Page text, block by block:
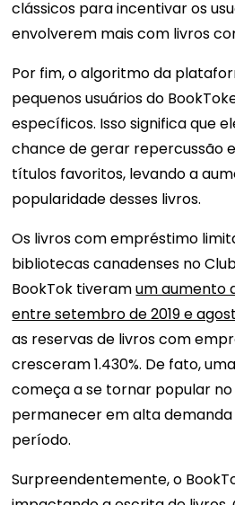
clássicos para incentivar os
envolverem mais com livros
Por fim, o algoritmo da
pequenos usuários do
específicos. Isso significa que
chance de gerar repercussão
títulos favoritos, levando a
popularidade desses livros.
Os livros com empréstimo
bibliotecas canadenses no
BookTok tiveramum aumento
entre setembro de 2019 e
as reservas de livros com
cresceram 1.430%. De fato,
começa a se tornar popular no
permanecer em alta
período.
Surpreendentemente, o